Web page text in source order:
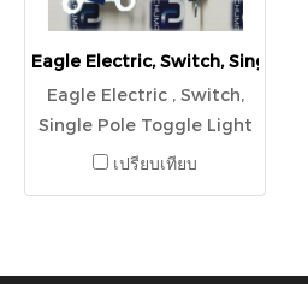
Eagle Electric, Switch, Single
Eagle Electric , Switch,
Single Pole Toggle Light
Switch 15A 120/277V Bulk
เปรียบเทียบ